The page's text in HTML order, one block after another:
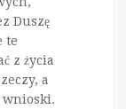
Duszę
te
z życia
a